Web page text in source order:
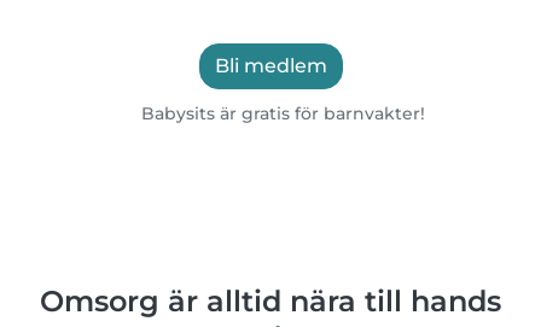
Bli medlem
Babysits är gratis för barnvakter!
Omsorg är alltid nära till hands